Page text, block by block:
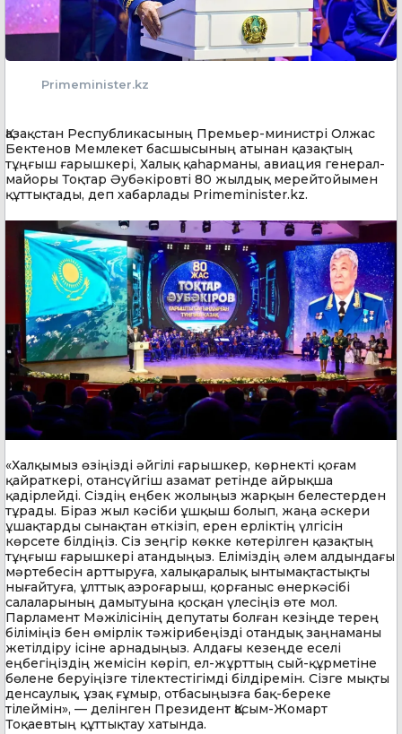
Primeminister.kz
Қазақстан Республикасының Премьер-министрі Олжас
Бектенов Мемлекет басшысының атынан қазақтың
тұңғыш ғарышкері, Халық қаһарманы, авиация генерал-
майоры Тоқтар Әубәкіровті 80 жылдық мерейтойымен
құттықтады, деп хабарлады Primeminister.kz.
«Халқымыз өзіңізді әйгілі ғарышкер, көрнекті қоғам
қайраткері, отансүйгіш азамат ретінде айрықша
қадірлейді. Сіздің еңбек жолыңыз жарқын белестерден
тұрады. Біраз жыл кәсіби ұшқыш болып, жаңа әскери
ұшақтарды сынақтан өткізіп, ерен ерліктің үлгісін
көрсете білдіңіз. Сіз зеңгір көкке көтерілген қазақтың
тұңғыш ғарышкері атандыңыз. Еліміздің әлем алдындағы
мәртебесін арттыруға, халықаралық ынтымақтастықты
нығайтуға, ұлттық аэроғарыш, қорғаныс өнеркәсібі
салаларының дамытуына қосқан үлесіңіз өте мол.
Парламент Мәжілісінің депутаты болған кезіңде терең
біліміңіз бен өмірлік тәжірибеңізді отандық заңнаманы
жетілдіру ісіне арнадыңыз. Алдағы кезеңде еселі
еңбегіңіздің жемісін көріп, ел-жұрттың сый-құрметіне
бөлене беруіңізге тілектестігімді білдіремін. Сізге мықты
денсаулық, ұзақ ғұмыр, отбасыңызға бақ-береке
тілеймін», — делінген Президент Қасым-Жомарт
Тоқаевтың құттықтау хатында.